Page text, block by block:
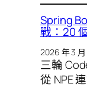
Spring
戰：20
2026 年 3 月
三輪
從 NPE